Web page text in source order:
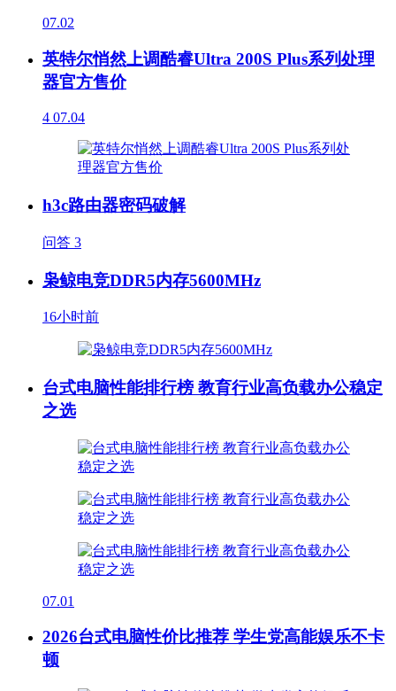
07.02
英特尔悄然上调酷睿Ultra 200S Plus系列处理
器官方售价
4 07.04
h3c路由器密码破解
问答 3
枭鲸电竞DDR5内存5600MHz
16小时前
台式电脑性能排行榜 教育行业高负载办公稳定
之选
07.01
2026台式电脑性价比推荐 学生党高能娱乐不卡
顿